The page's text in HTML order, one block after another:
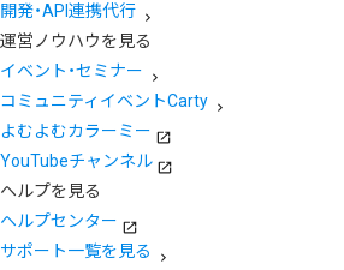
開発・API連携代行
運営ノウハウを見る
イベント・セミナー
コミュニティイベントCarty
よむよむカラーミー
YouTubeチャンネル
ヘルプを見る
ヘルプセンター
サポート一覧を見る